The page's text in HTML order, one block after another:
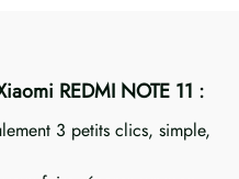
REDMI NOTE 11 :
3 petits clics, simple,